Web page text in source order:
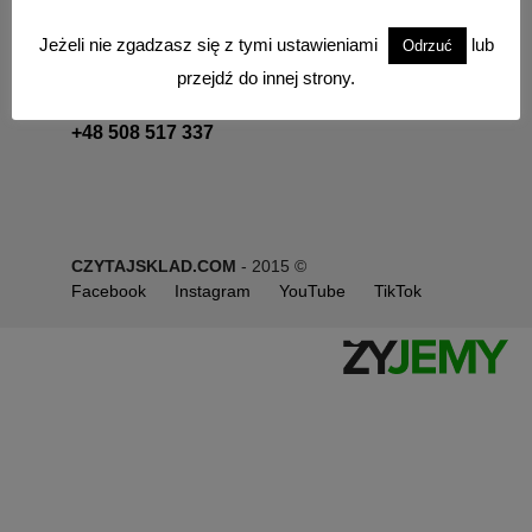
Chcesz z nami porozmawiać, zapraszamy do
kontaktu.
+48 508 517 337
CZYTAJSKLAD.COM - 2015 ©
Facebook
Instagram YouTube TikTok
Jeżeli nie zgadzasz się z tymi ustawieniami Odrzuć
lub
przejdź do innej strony.